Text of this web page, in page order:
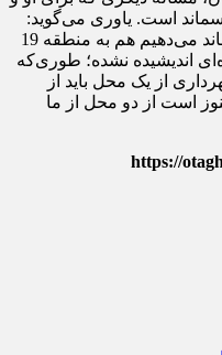
وحشتناکی در آن درست
را عوض کنند.
مساله دیگری که برای او و
است. یاوری می‌گوید:
که شهرداری از یک محل باید از